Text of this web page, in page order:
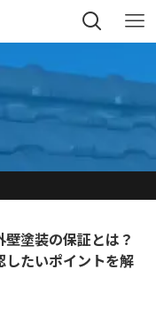
壁塗装の保証とは？
したいポイントを解